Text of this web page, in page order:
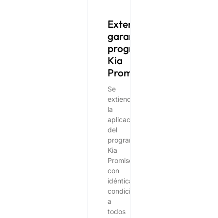
Extensión
garantía
programa
Kia
Promise
Se
extiende
la
aplicación
del
programa
Kia
Promise
con
idénticas
condiciones
a
todos